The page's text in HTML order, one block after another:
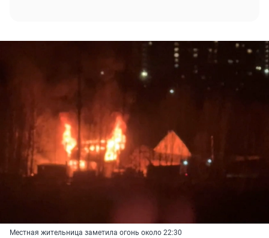
Местная жительница заметила огонь около 22:30